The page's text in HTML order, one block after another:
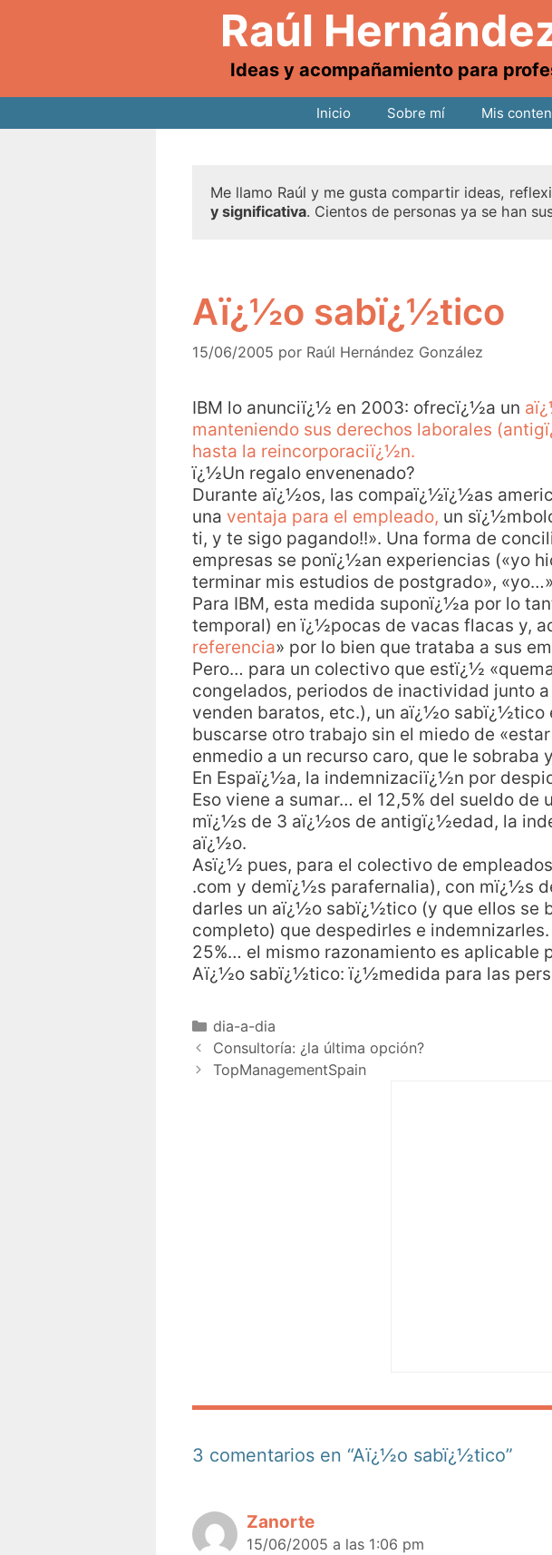
Raúl
Ideas y acompañamiento para
Inicio Sobre mí Mis
Me llamo Raúl y me gusta compartir ideas,
y significativa. Cientos de personas ya se han
Aï¿½o sabï¿½tico
15/06/2005 por Raúl Hernández González
IBM lo anunciï¿½ en 2003: ofrecï¿½a un
manteniendo sus derechos laborales
hasta la reincorporaciï¿½n.
ï¿½Un regalo envenenado?
Durante aï¿½os, las compaï¿½ï¿½as
una ventaja para el empleado, un
ti, y te sigo pagando!!». Una forma de
empresas se ponï¿½an experiencias («yo
terminar mis estudios de postgrado»,
Para IBM, esta medida suponï¿½a por lo
temporal) en ï¿½pocas de vacas flacas y,
referencia» por lo bien que trataba a sus
Pero… para un colectivo que estï¿½
congelados, periodos de inactividad junto
venden baratos, etc.), un aï¿½o
buscarse otro trabajo sin el miedo de
enmedio a un recurso caro, que le sobraba
En Espaï¿½a, la indemnizaciï¿½n por
Eso viene a sumar… el 12,5% del sueldo
mï¿½s de 3 aï¿½os de antigï¿½edad, la
aï¿½o.
Asï¿½ pues, para el colectivo de
.com y demï¿½s parafernalia), con mï¿½s
darles un aï¿½o sabï¿½tico (y que ellos se
completo) que despedirles e
25%… el mismo razonamiento es
Aï¿½o sabï¿½tico: ï¿½medida para las
dia-a-dia
Consultoría: ¿la última opción?
TopManagementSpain
3 comentarios en “Aï¿½o sabï¿½tico”
Zanorte
15/06/2005 a las 1:06 pm